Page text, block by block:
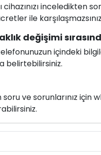
cihazınızı inceledikten
ile
değişimi
içindeki
belirtebilirsiniz.
ve sorunlarınız için